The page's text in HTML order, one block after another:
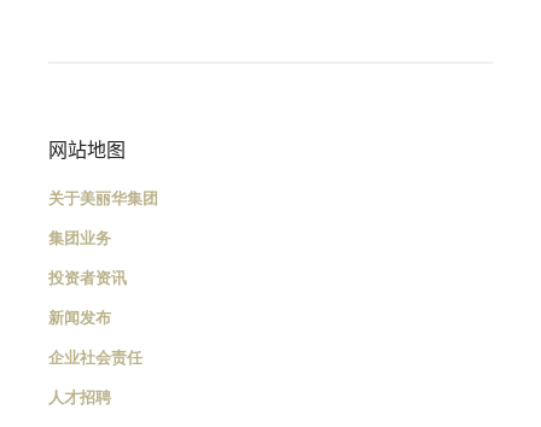
网站地图
关于美丽华集团
集团业务
投资者资讯
新闻发布
企业社会责任
人才招聘